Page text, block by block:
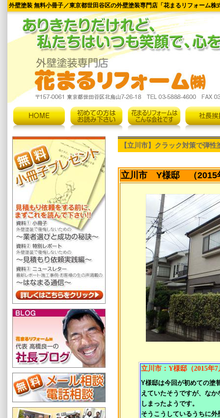
外壁塗装 無料小冊子／東京都世田谷区の外壁塗装専門店「花まるリフォーム株
【立川市】クラック対策で弾性
立川市 Y様邸 （2015
立川市：Y様邸（2015年7
Y様邸は今回が初めての塗
えていたそうですが、な
しまったようです。
そうこうしているうちに